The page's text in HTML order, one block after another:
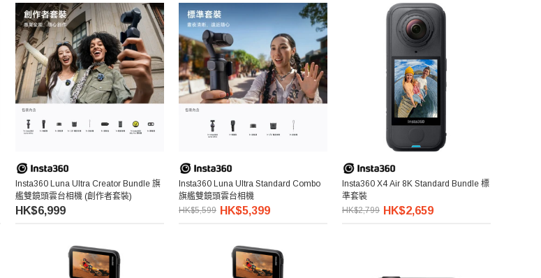
Insta360 Luna Ultra Creator Bundle 旗
艦雙鏡頭雲台相機 (創作者套裝)
HK$6,999
Insta360 Luna Ultra Standard Combo
旗艦雙鏡頭雲台相機
HK$5,599 HK$5,399
Insta360 X4 Air 8K Standard Bundle 標
準套裝
HK$2,799 HK$2,659